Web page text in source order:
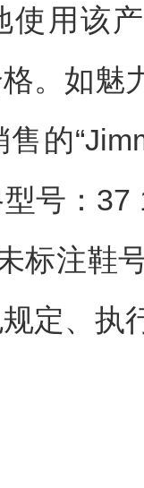
使用该
格。如
的
号：
标注鞋
定、执